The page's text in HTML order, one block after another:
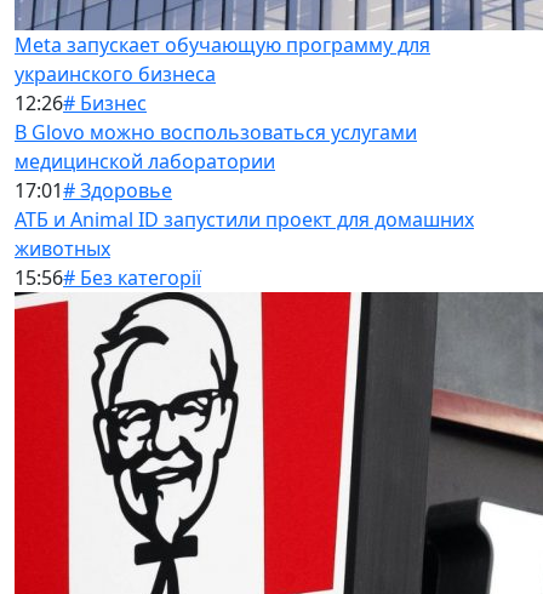
Meta запускает обучающую программу для
украинского бизнеса
12:26# Бизнес
В Glovo можно воспользоваться услугами
медицинской лаборатории
17:01# Здоровье
АТБ и Animal ID запустили проект для домашних
животных
15:56# Без категорії